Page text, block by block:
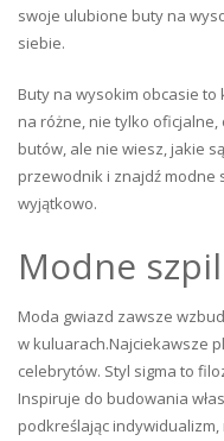
swoje ulubione buty na
siebie.
Buty na wysokim obcasie
na różne, nie tylko
butów, ale nie wiesz, jakie
przewodnik i znajdź modne
wyjątkowo.
Modne
Moda gwiazd zawsze
w kuluarach.Najciekawsze
celebrytów. Styl sigma to
Inspiruje do budowania
podkreślając